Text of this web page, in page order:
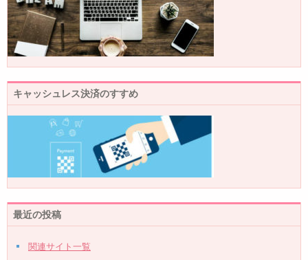
キャッシュレス決済のすすめ
最近の投稿
関連サイト一覧